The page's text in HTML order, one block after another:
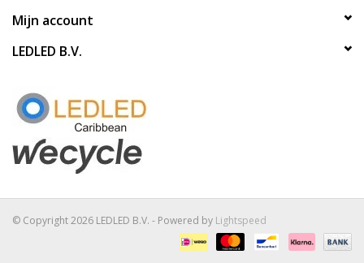
Mijn account
LEDLED B.V.
© Copyright 2026 LEDLED B.V. - Powered by Lightspeed